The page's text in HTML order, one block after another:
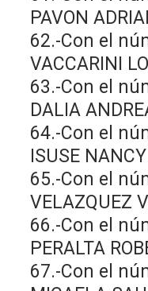
PAVON
62.-Con el
VACCARINI
63.-Con el
DALIA
64.-Con el
ISUSE
65.-Con el
VELAZQUEZ
66.-Con el
PERALTA
67.-Con el